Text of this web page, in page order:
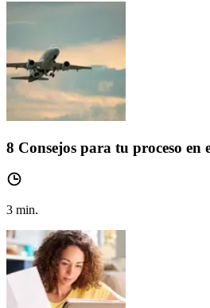
8 Consejos para tu proceso en
3 min.